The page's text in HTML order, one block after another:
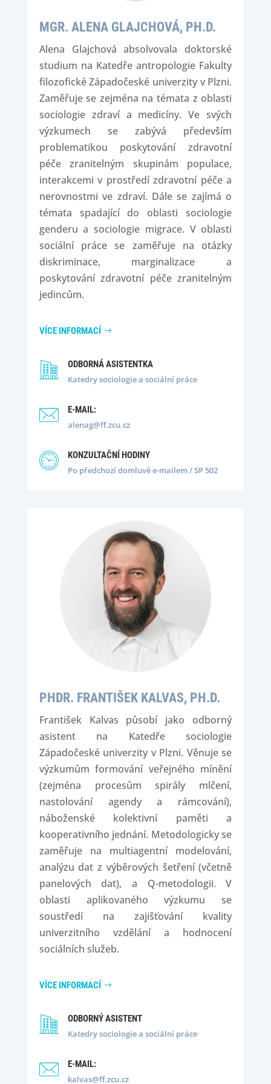
MGR. ALENA GLAJCHOVÁ, PH.D.
Alena Glajchová absolvovala doktorské
studium na Katedře antropologie Fakulty
filozofické Západočeské univerzity v Plzni.
Zaměřuje se zejména na témata z oblasti
sociologie zdraví a medicíny. Ve svých
výzkumech se zabývá především
problematikou poskytování zdravotní
péče zranitelným skupinám populace,
interakcemi v prostředí zdravotní péče a
nerovnostmi ve zdraví. Dále se zajímá o
témata spadající do oblasti sociologie
genderu a sociologie migrace. V oblasti
sociální práce se zaměřuje na otázky
diskriminace, marginalizace a
poskytování zdravotní péče zranitelným
jedincům.
VÍCE INFORMACÍ
ODBORNÁ ASISTENTKA
Katedry sociologie a sociální práce
E-MAIL:
alenag@ff.zcu.cz
KONZULTAČNÍ HODINY
Po předchozí domluvě e-mailem / SP 502
PHDR. FRANTIŠEK KALVAS, PH.D.
František Kalvas působí jako odborný
asistent na Katedře sociologie
Západočeské univerzity v Plzni. Věnuje se
výzkumům formování veřejného mínění
(zejména procesům spirály mlčení,
nastolování agendy a rámcování),
náboženské kolektivní paměti a
kooperativního jednání. Metodologicky se
zaměřuje na multiagentní modelování,
analýzu dat z výběrových šetření (včetně
panelových dat), a Q-metodologii. V
oblasti aplikovaného výzkumu se
soustředí na zajišťování kvality
univerzitního vzdělání a hodnocení
sociálních služeb.
VÍCE INFORMACÍ
ODBORNÝ ASISTENT
Katedry sociologie a sociální práce
E-MAIL:
kalvas@ff.zcu.cz